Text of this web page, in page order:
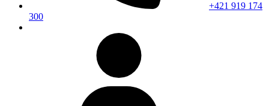
+421 919 174
300